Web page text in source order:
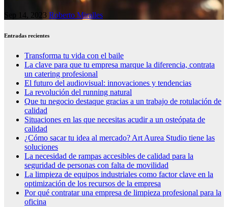
Sep 14, 2023 Roberto Miralles
Entradas recientes
Transforma tu vida con el baile
La clave para que tu empresa marque la diferencia, contrata
un catering profesional
El futuro del audiovisual: innovaciones y tendencias
La revolución del running natural
Que tu negocio destaque gracias a un trabajo de rotulación de
calidad
Situaciones en las que necesitas acudir a un osteópata de
calidad
¿Cómo sacar tu idea al mercado? Art Aurea Studio tiene las
soluciones
La necesidad de rampas accesibles de calidad para la
seguridad de personas con falta de movilidad
La limpieza de equipos industriales como factor clave en la
optimización de los recursos de la empresa
Por qué contratar una empresa de limpieza profesional para la
oficina